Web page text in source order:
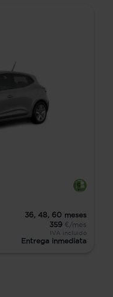
36, 48, 60 meses
359 €/mes
IVA incluido
Entrega inmediata